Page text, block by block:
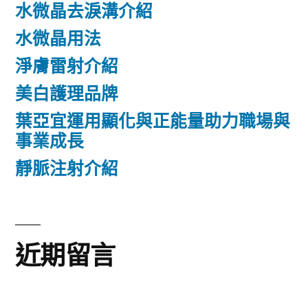
水微晶去淚溝介紹
水微晶用法
淨膚雷射介紹
美白護理品牌
葉亞宜運用顯化與正能量助力職場與
事業成長
靜脈注射介紹
近期留言